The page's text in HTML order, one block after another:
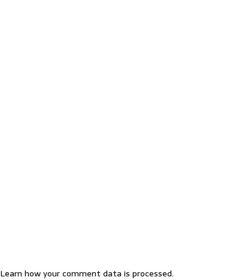
Learn how your comment data is processed.